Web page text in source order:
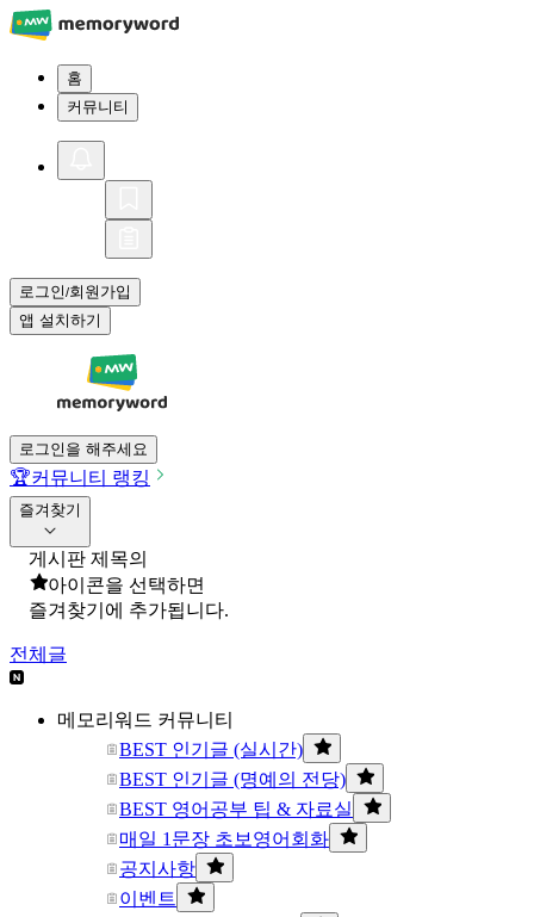
홈
커뮤니티
로그인/회원가입
앱 설치하기
로그인을 해주세요
🏆커뮤니티 랭킹
즐겨찾기
게시판 제목의
아이콘을 선택하면
즐겨찾기에 추가됩니다.
전체글
메모리워드 커뮤니티
BEST 인기글 (실시간)
BEST 인기글 (명예의 전당)
BEST 영어공부 팁 & 자료실
매일 1문장 초보영어회화
공지사항
이벤트